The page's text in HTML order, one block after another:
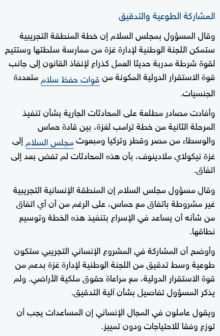
المشاركة الطوعية والتدقيق
وقال ‌المسؤول بمجلس السلام إن خطة ⁠المنطقة التجريبية
ستمكن اللجنة الوطنية لإدارة غزة من ممارسة سلطتها وستتيح
لقوة شرطة مدربة حديثا العمل كذراع لإنفاذ القانون إلى جانب
قوة الاستقرار الدولية المكونة منقوات حفظ سلاممتعددة
الجنسيات.
وأفادت مصادر مطلعة على المحادثات الجارية بشأن تنفيذ
المرحلة الثانية من خطة ترامب لغزة، بين ⁠قادة حماس
والوسطاء من مصر وقطر وتركيا ومبعوثمجلس السلامإلى
غزة نيكولاي ملادينوف، بأن هذه المحادثات لم ⁠تفض بعد إلى
اتفاق.
وقال مسؤول مجلس السلام إن المنطقة الإنسانية التجريبية
غير مشروطة باتفاق مع حماس، على الرغم من أن أي اتفاق
من شأنه ​أن يساعد في الإسراع بتنفيذ هذه الخطة وتوسيع
⁠نطاقها.
وأوضح أن المشاركة في المشروع الإنساني ​التجريبي ستكون
طوعية وسط تدقيق من اللجنة الوطنية لإدارة غزة بدعم من
قوة الاستقرار الدولية، مع مراعاة حقوق ملكية الأراضي. ولم
يذكر المسؤول تفاصيل بشأن آلية التدقيق.
ويقول عاملون في المجال الإنساني إن ​المساعدات يجب أن
توزع وفقا للاحتياجات ودون تمييز.